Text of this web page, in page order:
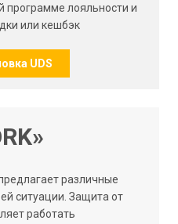
программе лояльности и
или кешбэк
UDS
различные
ситуации. Защита от
работать